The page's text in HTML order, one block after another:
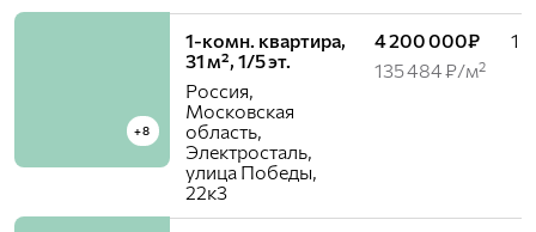
+8
1-комн. квартира,
31 м², 1/5 эт.
Россия,
Московская
область,
Электросталь,
улица Победы,
22к3
4 200 000₽
135 484 ₽/м²
1 /